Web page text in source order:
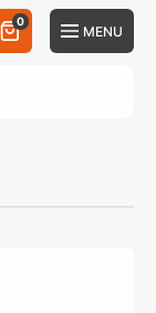
0
MENU